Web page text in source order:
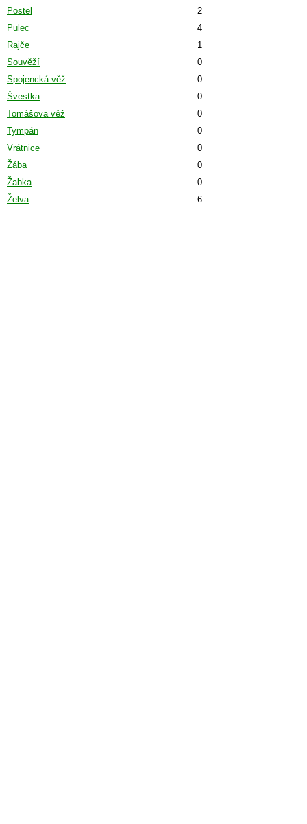
Postel
2
Pulec
4
Rajče
1
Souvěží
0
Spojencká věž
0
Švestka
0
Tomášova věž
0
Tympán
0
Vrátnice
0
Žába
0
Žabka
0
Želva
6